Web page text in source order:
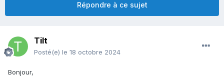
Répondre à ce sujet
Tilt
Posté(e) le 18 octobre 2024
Bonjour,